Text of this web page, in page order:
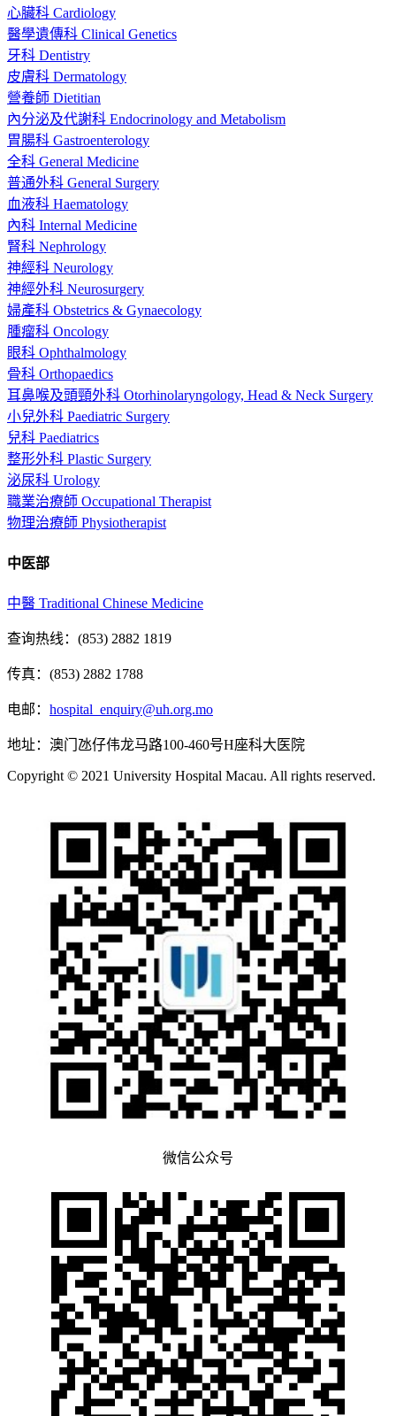
心臟科 Cardiology
醫學遺傳科 Clinical Genetics
牙科 Dentistry
皮膚科 Dermatology
營養師 Dietitian
內分泌及代謝科 Endocrinology and Metabolism
胃腸科 Gastroenterology
全科 General Medicine
普通外科 General Surgery
血液科 Haematology
內科 Internal Medicine
腎科 Nephrology
神經科 Neurology
神經外科 Neurosurgery
婦產科 Obstetrics & Gynaecology
腫瘤科 Oncology
眼科 Ophthalmology
骨科 Orthopaedics
耳鼻喉及頭頸外科 Otorhinolaryngology, Head & Neck Surgery
小兒外科 Paediatric Surgery
兒科 Paediatrics
整形外科 Plastic Surgery
泌尿科 Urology
職業治療師 Occupational Therapist
物理治療師 Physiotherapist
中医部
中醫 Traditional Chinese Medicine
查询热线：(853) 2882 1819
传真：(853) 2882 1788
电邮： hospital_enquiry@uh.org.mo
地址：澳门氹仔伟龙马路100-460号H座科大医院
Copyright © 2021 University Hospital Macau. All rights reserved.
微信公众号